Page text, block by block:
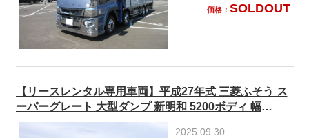
価格： SOLDOUT
【リースレンタル専用車両】平成27年式 三菱ふそう ス
ーパーグレート 大型ダンプ 新明和 5200ボディ 幅
230cm 2デフ 380馬力 ★楽のりパック施工済み！★
2025.09.30